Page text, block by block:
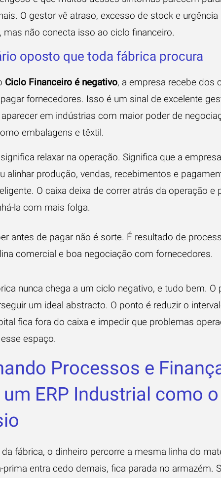
O gestor vê atraso, excesso de stock e urgência
mas não conecta isso ao ciclo financeiro.
oposto que toda fábrica procura
Ciclo Financeiro é negativo, a empresa recebe dos
fornecedores. Isso é um sinal de excelente
em indústrias com maior poder de
embalagens e têxtil.
relaxar na operação. Significa que a empresa
alinhar produção, vendas, recebimentos e
O caixa deixa de correr atrás da operação e
la com mais folga.
antes de pagar não é sorte. É resultado de
comercial e boa negociação com fornecedores.
nunca chega a um ciclo negativo, e tudo bem. O
um ideal abstracto. O ponto é reduzir o
fica fora do caixa e impedir que problemas
espaço.
Processos e
ERP Industrial como o
fábrica, o dinheiro percorre a mesma linha do
prima entra cedo demais, fica parada no armazém.